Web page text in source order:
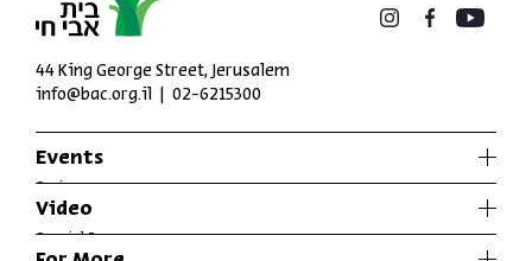
Events
Series
Past Programs
Video
Special Programs
44 King George Street, Jerusalem
info@bac.org.il
02-6215300